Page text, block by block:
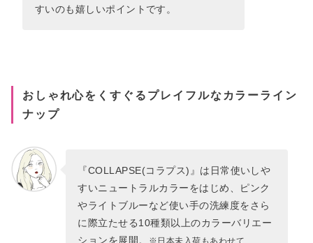
すいのも嬉しいポイントです。
おしゃれ心をくすぐるプレイフルなカラーライン
ナップ
『COLLAPSE(コラプス)』は日常使いしや
すいニュートラルカラーをはじめ、ピンク
やライトブルーなど使い手の洗練度をさら
に際立たせる10種類以上のカラーバリエー
ションを展開。
※日本未入荷もあわせて